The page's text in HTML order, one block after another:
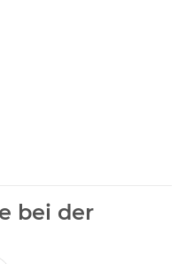
bei der